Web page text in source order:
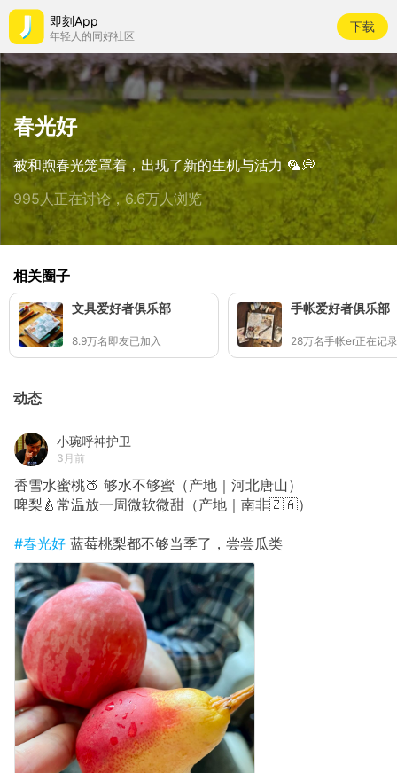
即刻App
年轻人的同好社区
下载
春光好
被和煦春光笼罩着，出现了新的生机与活力 🦜💭
995人正在讨论，6.6万人浏览
相关圈子
文具爱好者俱乐部
8.9万名即友已加入
手帐爱好者俱乐部
动态
小琬呼神护卫
3月前
香雪水蜜桃🍑 够水不够蜜（产地｜河北唐山）
啤梨🍐常温放一周微软微甜（产地｜南非🇿🇦）
#春光好 蓝莓桃梨都不够当季了，尝尝瓜类